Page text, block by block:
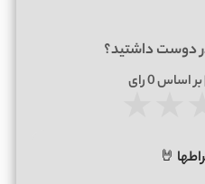
دوست داشتید؟
0رای
🤘